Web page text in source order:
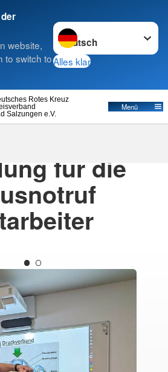
website,
to switch to
Sprache wechseln zu
Alles klar
Salzungen e.V.
Rotes Kreuz
Menü
für die